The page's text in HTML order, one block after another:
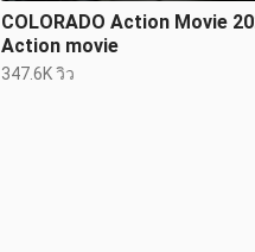
COLORADO Action Movie
Action movie
347.6K วิว